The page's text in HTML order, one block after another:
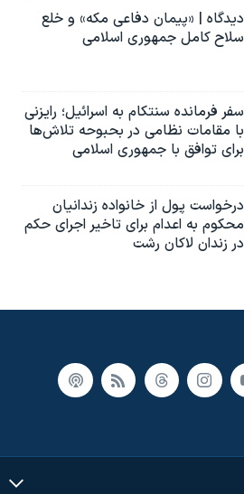
دیدگاه | «پیمان دفاعی مکه» و خلع
سلاح کامل جمهوری اسلامی
سفر فرمانده سنتکام به اسرائیل؛ رایزنی
با مقامات نظامی در بحبوحه تلاش‌ها
برای توافق با جمهوری اسلامی
درخواست پول از خانواده زندانیان
محکوم به‌ اعدام برای تاخیر اجرای حکم
در زندان لاکان رشت